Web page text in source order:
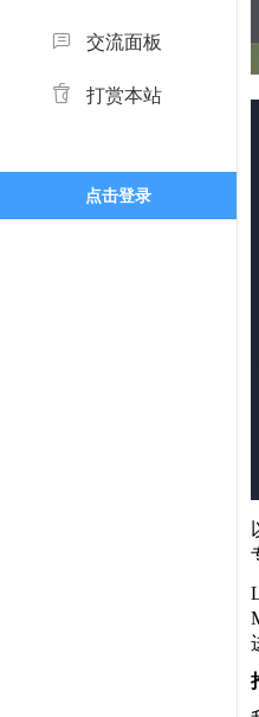
交流面板
打赏本站
点击登录